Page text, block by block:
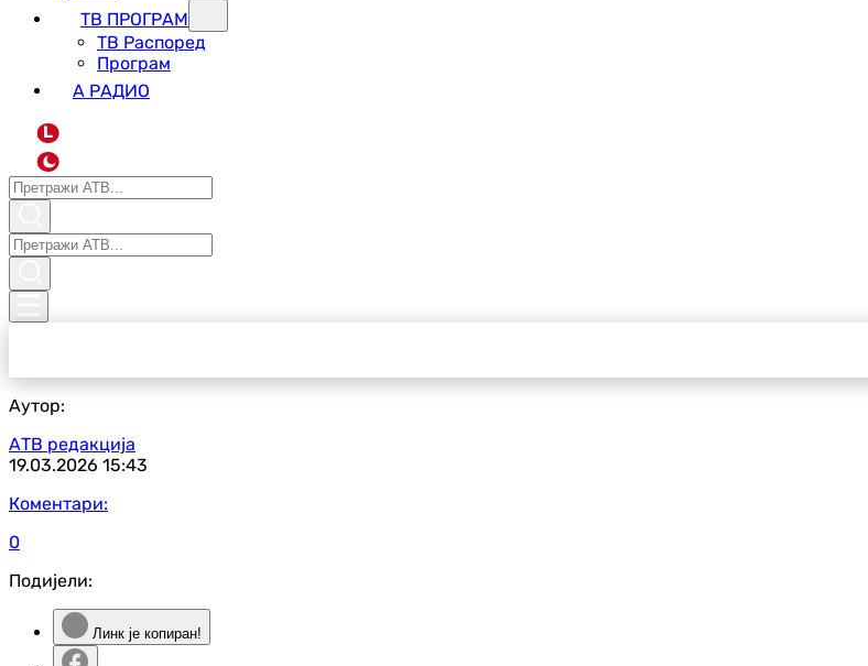
ТВ ПРОГРАМ
ТВ Распоред
Програм
А РАДИО
L
Аутор:
АТВ редакција
19.03.2026 15:43
Коментари:
0
Подијели:
Линк је копиран!